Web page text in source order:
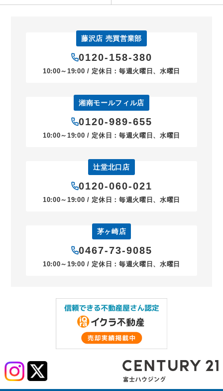
藤沢店 売買営業部
0120-158-380
10:00～19:00 / 定休日：毎週火曜日、水曜日
湘南モールフィル店
0120-989-655
10:00～19:00 / 定休日：毎週火曜日、水曜日
辻堂北口店
0120-060-021
10:00～19:00 / 定休日：毎週火曜日、水曜日
茅ヶ崎店
0467-73-9085
10:00～19:00 / 定休日：毎週火曜日、水曜日